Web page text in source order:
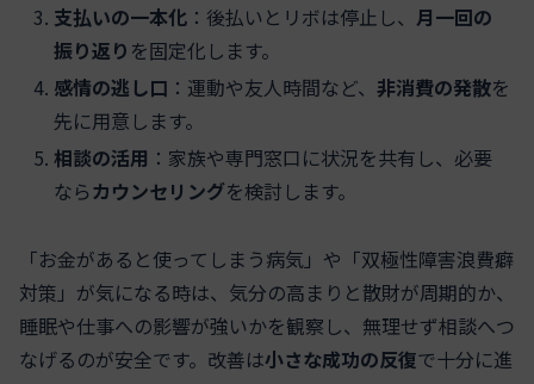
支払いの一本化 ：後払いとリボは停止し、月一回の
振り返り を固定化します。
感情の逃し口 ：運動や友人時間など、非消費の発散を
先に用意します。
相談の活用 ：家族や専門窓口に状況を共有し、必要
ならカウンセリングを検討します。
「お金があると使ってしまう病気」や「双極性障害浪費癖
対策」が気になる時は、気分の高まりと散財が周期的か、
睡眠や仕事への影響が強いかを観察し、無理せず相談へつ
なげるのが安全です。改善は小さな成功の反復で十分に進